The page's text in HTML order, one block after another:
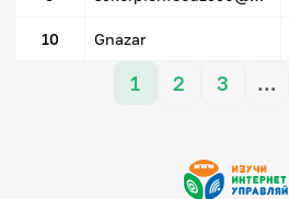
10 Gnazar
1 2 3 …